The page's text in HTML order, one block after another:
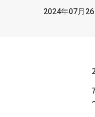
2024年07月26